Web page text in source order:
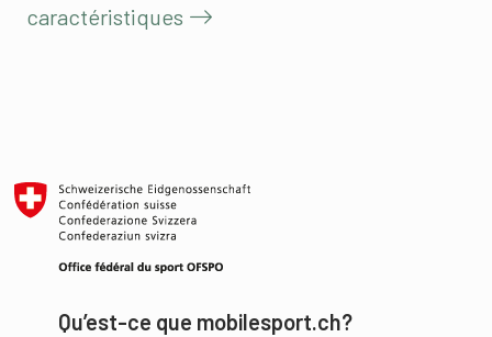
caractéristiques
Qu’est-ce que mobilesport.ch?